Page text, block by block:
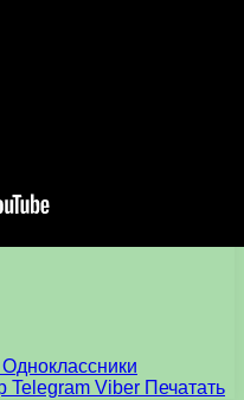
Одноклассники
Telegram Viber Печатать